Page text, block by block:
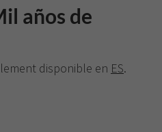
años de
disponible en ES.